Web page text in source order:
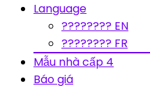
Language
???????? EN
???????? FR
Mẫu nhà cấp 4
Báo giá